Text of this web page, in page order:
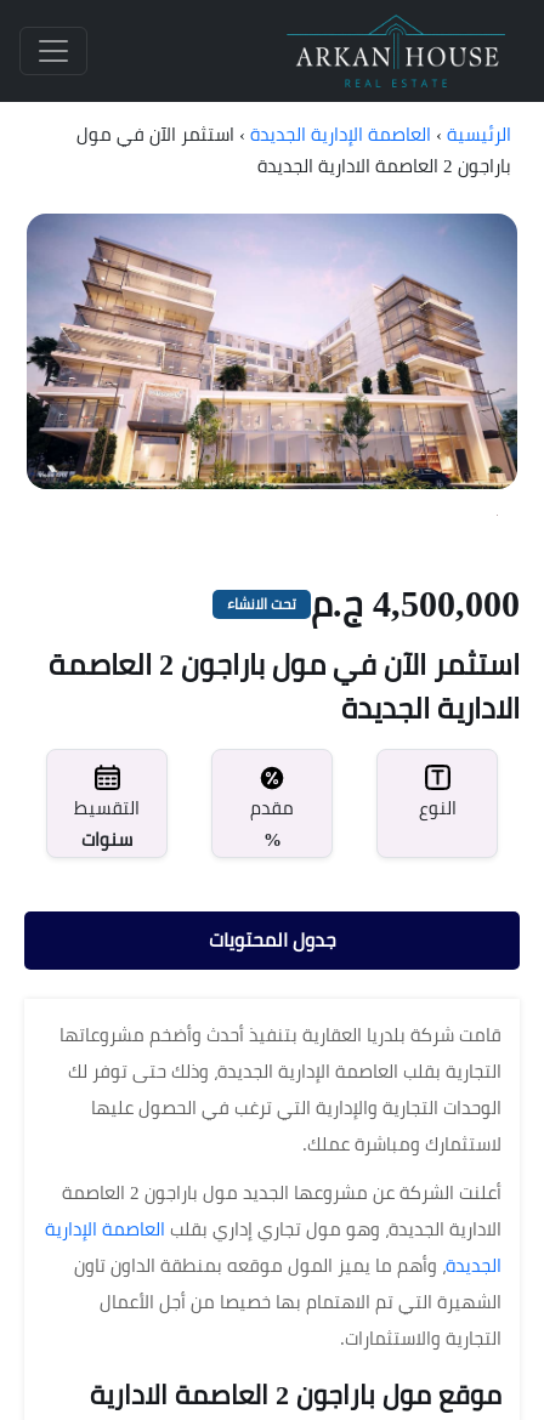
الرئيسية › العاصمة الإدارية الجديدة › استثمر الآن في مول
باراجون 2 العاصمة الادارية الجديدة
4,500,000 ج.م تحت الانشاء
استثمر الآن في مول باراجون 2 العاصمة
الادارية الجديدة
النوع
مقدم
%
التقسيط
سنوات
جدول المحتويات
قامت شركة بلدريا العقارية بتنفيذ أحدث وأضخم مشروعاتها
التجارية بقلب العاصمة الإدارية الجديدة، وذلك حتى توفر لك
الوحدات التجارية والإدارية التي ترغب في الحصول عليها
لاستثمارك ومباشرة عملك.
أعلنت الشركة عن مشروعها الجديد مول باراجون 2 العاصمة
الادارية الجديدة، وهو مول تجاري إداري بقلب
العاصمة الإدارية
الجديدة ، وأهم ما يميز المول موقعه بمنطقة الداون تاون
الشهيرة التي تم الاهتمام بها خصيصا من أجل الأعمال
التجارية والاستثمارات.
موقع مول باراجون 2 العاصمة الادارية